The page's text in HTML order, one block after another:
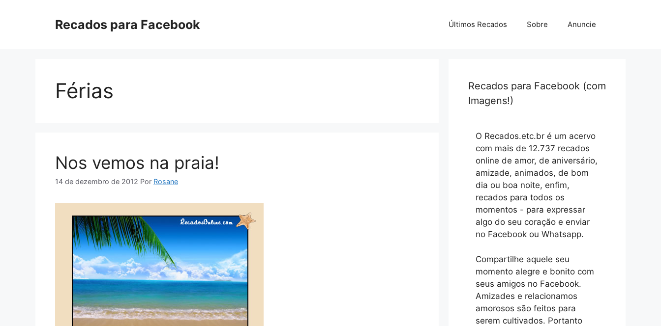
Recados para Facebook Últimos Recados Sobre Anuncie
Férias
Nos vemos na praia!
14 de dezembro de 2012 Por Rosane
Recados para Facebook (com
Imagens!)
O Recados.etc.br é um acervo
com mais de 12.737 recados
online de amor, de aniversário,
amizade, animados, de bom
dia ou boa noite, enfim,
recados para todos os
momentos - para expressar
algo do seu coração e enviar
no Facebook ou Whatsapp.
Compartilhe aquele seu
momento alegre e bonito com
seus amigos no Facebook.
Amizades e relacionamos
amorosos são feitos para
serem cultivados. Portanto